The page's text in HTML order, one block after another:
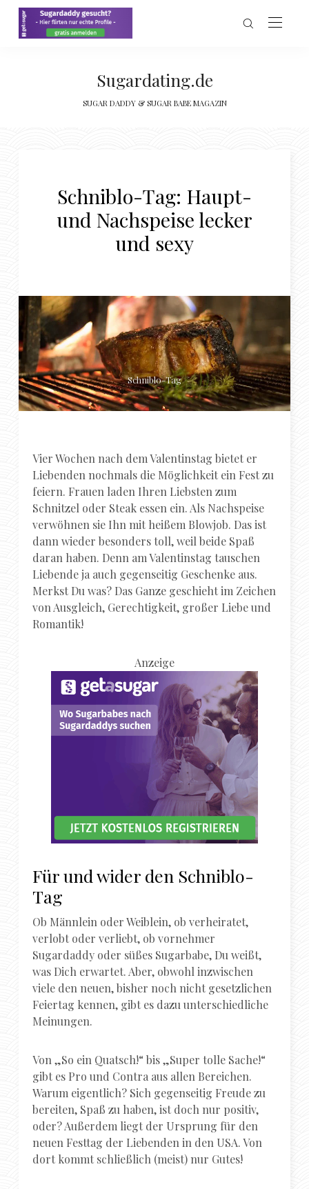
Sugardating.de
SUGAR DADDY & SUGAR BABE MAGAZIN
Schniblo-Tag: Haupt-
und Nachspeise lecker
und sexy
Schniblo-Tag
Vier Wochen nach dem Valentinstag bietet er
Liebenden nochmals die Möglichkeit ein Fest zu
feiern. Frauen laden Ihren Liebsten zum
Schnitzel oder Steak essen ein. Als Nachspeise
verwöhnen sie Ihn mit heißem Blowjob. Das ist
dann wieder besonders toll, weil beide Spaß
daran haben. Denn am Valentinstag tauschen
Liebende ja auch gegenseitig Geschenke aus.
Merkst Du was? Das Ganze geschieht im Zeichen
von Ausgleich, Gerechtigkeit, großer Liebe und
Romantik!
Anzeige
Für und wider den Schniblo-
Tag
Ob Männlein oder Weiblein, ob verheiratet,
verlobt oder verliebt, ob vornehmer
Sugardaddy oder süßes Sugarbabe, Du weißt,
was Dich erwartet. Aber, obwohl inzwischen
viele den neuen, bisher noch nicht gesetzlichen
Feiertag kennen, gibt es dazu unterschiedliche
Meinungen.
Von „So ein Quatsch!“ bis „Super tolle Sache!“
gibt es Pro und Contra aus allen Bereichen.
Warum eigentlich? Sich gegenseitig Freude zu
bereiten, Spaß zu haben, ist doch nur positiv,
oder? Außerdem liegt der Ursprung für den
neuen Festtag der Liebenden in den USA. Von
dort kommt schließlich (meist) nur Gutes!